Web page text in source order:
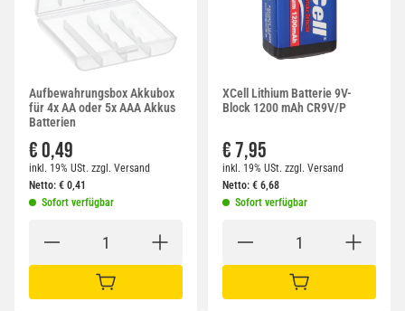
Aufbewahrungsbox Akkubox
für 4x AA oder 5x AAA Akkus
Batterien
€ 0,49
inkl. 19% USt. zzgl. Versand
Netto: € 0,41
Sofort verfügbar
IN DEN WARENKORB
XCell Lithium Batterie 9V-
Block 1200 mAh CR9V/P
€ 7,95
inkl. 19% USt. zzgl. Versand
Netto: € 6,68
Sofort verfügbar
IN DEN WARENKORB